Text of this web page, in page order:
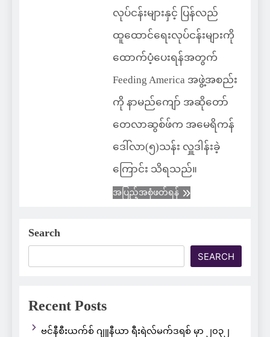
လုပ်ငန်းများနှင့် ပြန်လည်
ထူထောင်ရေးလုပ်ငန်းများကို
ထောက်ပံ့ပေးရန်အတွက်
Feeding America အဖွဲ့အစည်း
ကို နာမည်ကျော် အဆိုတော်
တေလာဆွစ်ဖ်က အမေရိကန်
ဒေါ်လာ(၅)သန်း လှူဒါန်းခဲ့
ကြောင်း သိရသည်။
အပြည့်အစုံဖတ်ရန်
Search
SEARCH
Recent Posts
ဗင်နီစီးယက်စ် ဂျူနီယာ ရီးရဲလ်မက်ဒရစ် မှာ ၂၀၃၂